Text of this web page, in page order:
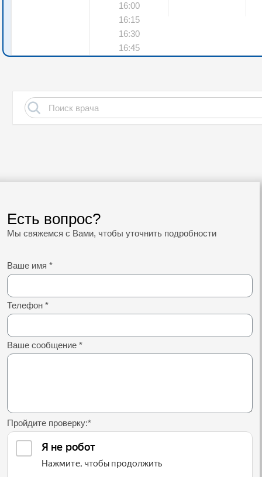
16:00
16:15
16:30
16:45
Есть вопрос?
Мы свяжемся с Вами, чтобы уточнить подробности
Ваше имя *
Телефон *
Ваше сообщение *
Пройдите проверку:*